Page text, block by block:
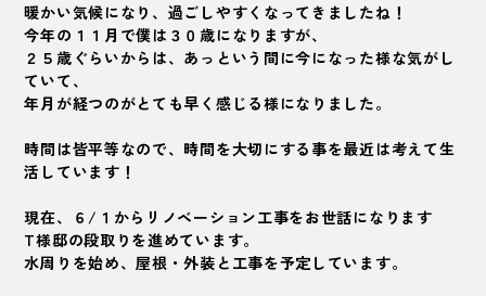
暖かい気候になり、過ごしやすくなってきましたね！
今年の１１月で僕は３０歳になりますが、
２５歳ぐらいからは、あっという間に今になった様な気がし
ていて、
年月が経つのがとても早く感じる様になりました。
時間は皆平等なので、時間を大切にする事を最近は考えて生
活しています！
現在、６/１からリノベーション工事をお世話になります
T様邸の段取りを進めています。
水周りを始め、屋根・外装と工事を予定しています。